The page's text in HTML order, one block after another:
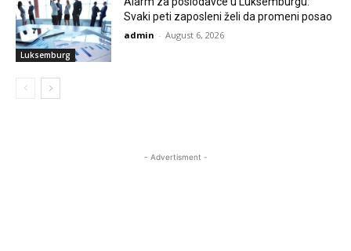
Luksemburg
Svaki peti zaposleni želi da promeni posao
admin - August 6, 2026
- Advertisment -